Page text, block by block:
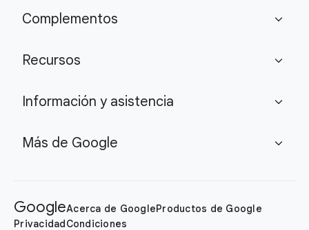
Complementos expand_more
Recursos expand_more
Información y asistencia expand_more
Más de Google expand_more
GoogleAcerca de GoogleProductos de Google
PrivacidadCondiciones